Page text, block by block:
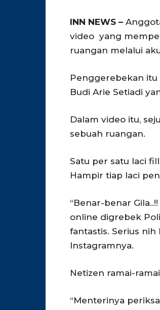
INN NEWS –
video yang
ruangan melalui
Penggerebekan itu
Budi Arie Setiadi
Dalam video itu,
sebuah ruangan.
Satu per satu laci
Hampir tiap laci
“Benar-benar
online digrebek
fantastis. Serius nih
Instagramnya.
Netizen ramai-
“Menterinya